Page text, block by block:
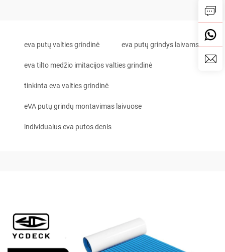
eva putų valties grindinė eva putų grindys laivams
eva tilto medžio imitacijos valties grindinė
tinkinta eva valties grindinė
eVA putų grindų montavimas laivuose
individualus eva putos denis